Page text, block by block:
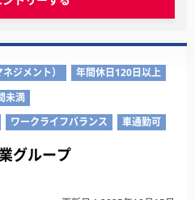
ジメント）
年間休日120日以上
未満
ワークライフバランス 車通勤可
グループ